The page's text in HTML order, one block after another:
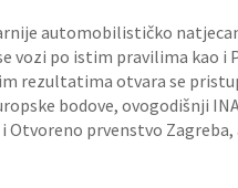
automobilističko
vozi po istim pravilima kao i
rezultatima otvara se
bodove, ovogodišnji
prvenstvo Zagreba,